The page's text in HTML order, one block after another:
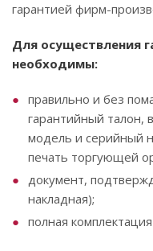
гарантией фирм-
Для осуществления
необходимы:
правильно и без
гарантийный талон,
модель и серийный
печать торгующей
документ,
накладная);
полная